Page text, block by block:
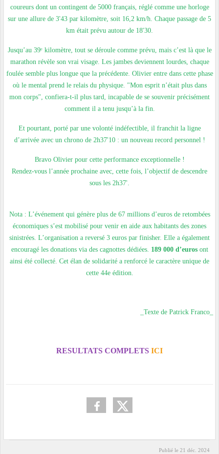
coureurs dont un contingent de 5000 français, réglé comme une horloge
sur une allure de 3'43 par kilomètre, soit 16,2 km/h. Chaque passage de 5
km était prévu autour de 18'30.
Jusqu’au 39ᵉ kilomètre, tout se déroule comme prévu, mais c’est là que le
marathon révèle son vrai visage. Les jambes deviennent lourdes, chaque
foulée semble plus longue que la précédente. Olivier entre dans cette phase
où le mental prend le relais du physique. "Mon esprit n’était plus dans
mon corps", confiera-t-il plus tard, incapable de se souvenir précisément
comment il a tenu jusqu’à la fin.
Et pourtant, porté par une volonté indéfectible, il franchit la ligne
d’arrivée avec un chrono de 2h37'10 : un nouveau record personnel !
Bravo Olivier pour cette performance exceptionnelle !
Rendez-vous l’année prochaine avec, cette fois, l’objectif de descendre
sous les 2h37'.
Nota : L’événement qui génère plus de 67 millions d’euros de retombées
économiques s’est mobilisé pour venir en aide aux habitants des zones
sinistrées. L’organisation a reversé 3 euros par finisher. Elle a également
encouragé les donations via des cagnottes dédiées. 189 000 d’euros ont
ainsi été collecté. Cet élan de solidarité a renforcé le caractère unique de
cette 44e édition.
_Texte de Patrick Franco_
RESULTATS COMPLETS ICI
Publié le 21 déc. 2024